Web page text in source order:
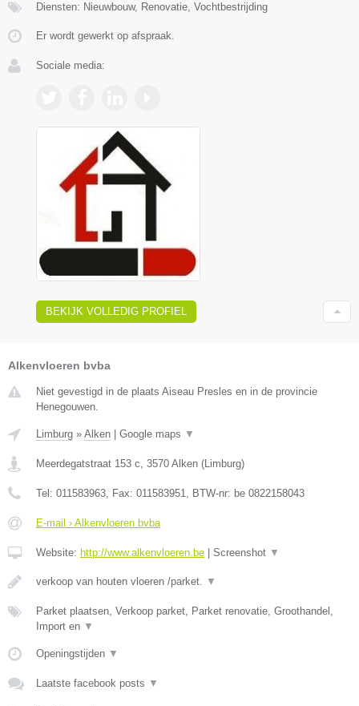
Diensten: Nieuwbouw, Renovatie, Vochtbestrijding
Er wordt gewerkt op afspraak.
Sociale media:
BEKIJK VOLLEDIG PROFIEL
Alkenvloeren bvba
Niet gevestigd in de plaats Aiseau Presles en in de provincie
Henegouwen.
Limburg » Alken Google maps ▼
Meerdegatstraat 153 c, 3570 Alken (Limburg)
Tel: 011583963, Fax: 011583951, BTW-nr: be 0822158043
E-mail › Alkenvloeren bvba
Website: http://www.alkenvloeren.be Screenshot ▼
verkoop van houten vloeren /parket. ▼
Parket plaatsen, Verkoop parket, Parket renovatie, Groothandel,
Import en ▼
Openingstijden ▼
Laatste facebook posts ▼